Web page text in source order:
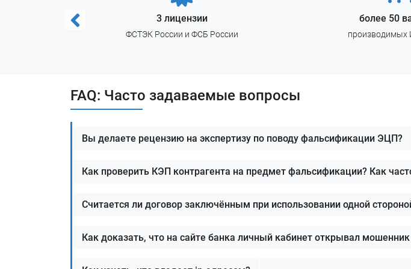
3 лицензии
ФСТЭК России и ФСБ России
более 50
производимых
FAQ: Часто задаваемые вопросы
Вы делаете рецензию на экспертизу по поводу фальсификации ЭЦП?
Как проверить КЭП контрагента на предмет фальсификации? Как
Считается ли договор заключённым при использовании одной
Как доказать, что на сайте банка личный кабинет открывал мошенник